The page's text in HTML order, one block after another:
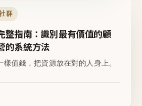
群
整指南：識別最有價值的顧
的系統方法
值錢，把資源放在對的人身上。